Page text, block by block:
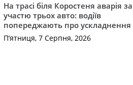
На трасі біля Коростеня аварія за
участю трьох авто: водіїв
попереджають про ускладнення
П’ятниця, 7 Серпня, 2026